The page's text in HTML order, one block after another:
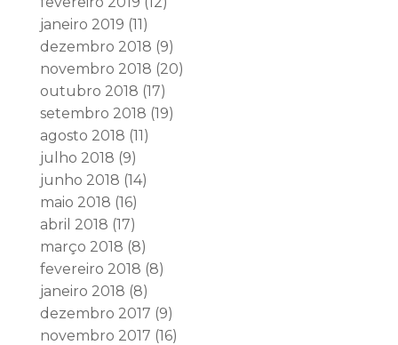
janeiro 2019 (11)
dezembro 2018 (9)
novembro 2018 (20)
outubro 2018 (17)
setembro 2018 (19)
agosto 2018 (11)
julho 2018 (9)
junho 2018 (14)
maio 2018 (16)
abril 2018 (17)
março 2018 (8)
fevereiro 2018 (8)
janeiro 2018 (8)
dezembro 2017 (9)
novembro 2017 (16)